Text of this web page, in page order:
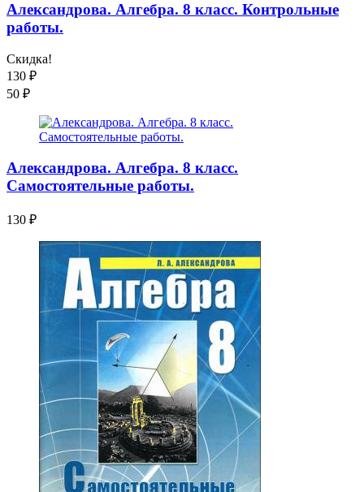
Александрова. Алгебра. 8 класс. Контрольные
работы.
Скидка!
130 ₽
50 ₽
Александрова. Алгебра. 8 класс.
Самостоятельные работы.
130 ₽